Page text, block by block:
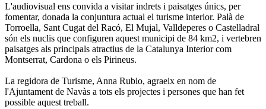
L'audiovisual ens convida a visitar indrets i paisatges únics, per
fomentar, donada la conjuntura actual el turisme interior. Palà de
Torroella, Sant Cugat del Racó, El Mujal, Valldeperes o Castelladral
són els nuclis que configuren aquest municipi de 84 km2, i vertebren
paisatges als principals atractius de la Catalunya Interior com
Montserrat, Cardona o els Pirineus.
La regidora de Turisme, Anna Rubio, agraeix en nom de
l'Ajuntament de Navàs a tots els projectes i persones que han fet
possible aquest treball.